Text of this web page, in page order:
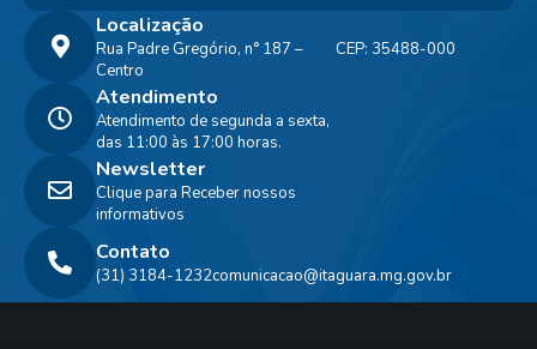
Localização
Rua Padre Gregório, n° 187 –
Centro
CEP: 35488-000
Contato
(31) 3184-1232comunicacao@itaguara.mg.gov.br
Atendimento
Atendimento de segunda a sexta,
das 11:00 às 17:00 horas.
Newsletter
Clique para Receber nossos
informativos